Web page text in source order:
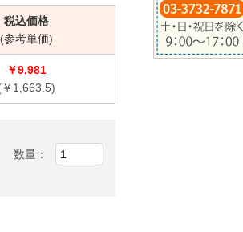
税込価格
(参考単価)
￥9,981
￥1,663.5)
数量：